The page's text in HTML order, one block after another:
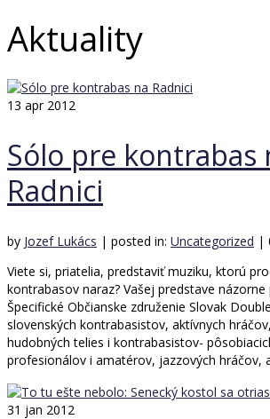
Aktuality
13 apr 2012
Sólo pre kontrabas
Radnici
by Jozef Lukács | posted in: Uncategorized |
Viete si, priatelia, predstaviť muziku, ktorú
kontrabasov naraz? Vašej predstave
Špecifické Občianske združenie Slovak
slovenských kontrabasistov, aktívnych
hudobných telies i kontrabasistov-
profesionálov i amatérov, jazzových hráčov,
31 jan 2012